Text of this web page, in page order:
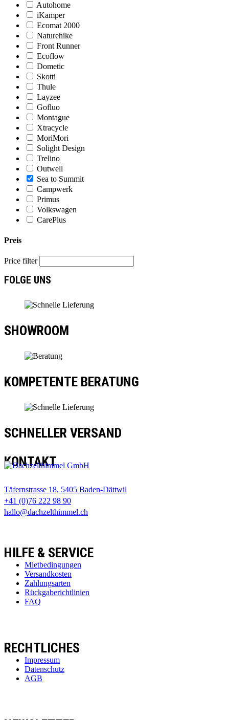
Autohome
iKamper
Ecomat 2000
Naturehike
Front Runner
Ecoflow
Dometic
Skotti
Thule
Layzee
Gofluo
Montague
Xtracycle
MoriMori
Solight Design
Trelino
Outwell
Sea to Summit
Campwerk
Primus
Volkswagen
CarePlus
Preis
Price filter
FOLGE UNS
SHOWROOM
KOMPETENTE BERATUNG
SCHNELLER VERSAND
KONTAKT
Täfernstrasse 18, 5405 Baden-Dättwil
+41 (0)76 222 98 90
hallo@dachzelthimmel.ch
HILFE & SERVICE
Mietbedingungen
Versandkosten
Zahlungsarten
Rückgaberichtlinien
FAQ
RECHTLICHES
Impressum
Datenschutz
AGB